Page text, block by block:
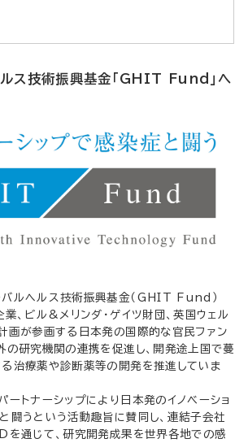
ス技術振興基金「GHIT Fund」へ
ルヘルス技術振興基金（GHIT Fund）
業、ビル&メリンダ・ゲイツ財団、英国ウェル
画が参画する日本発の国際的な官民ファン
の研究機関の連携を促進し、開発途上国で蔓
治療薬や診断薬等の開発を推進していま
ートナーシップにより日本発のイノベーショ
闘うという活動趣旨に賛同し、連結子会社
を通じて、研究開発成果を世界各地での感